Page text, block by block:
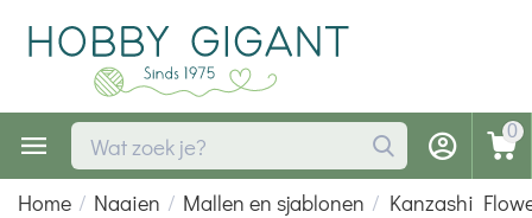
0
Home / Naaien / Mallen en sjablonen / Kanzashi